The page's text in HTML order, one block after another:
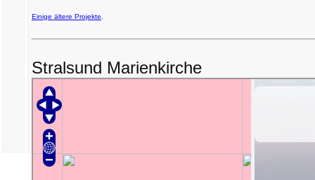
Einige ältere Projekte
Stralsund Marienkirche